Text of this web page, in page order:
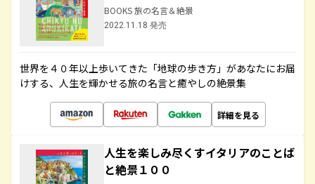
BOOKS 旅の名言＆絶景
2022.11.18 発売
世界を４０年以上歩いてきた「地球の歩き方」があなたにお届
けする、人生を輝かせる旅の名言と癒やしの絶景集
詳細を見る
人生を楽しみ尽くすイタリアのことば
と絶景１００